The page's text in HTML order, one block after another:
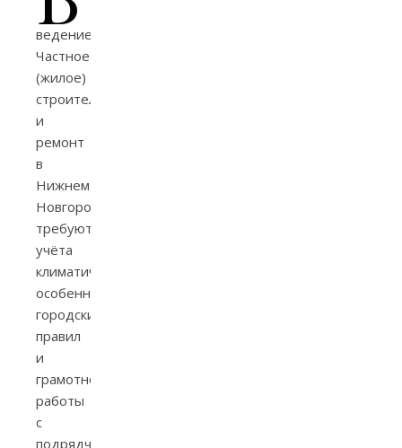
ведение
Частное
(жилое)
строительство
и
ремонт
в
Нижнем
Новгороде
требуют
учёта
климатических
особенностей,
городских
правил
и
грамотной
работы
с
подрядчиками.